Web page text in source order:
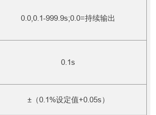
0.0,0.1-999.9s;0.0=持续输出
0.1s
±（0.1%设定值+0.05s）